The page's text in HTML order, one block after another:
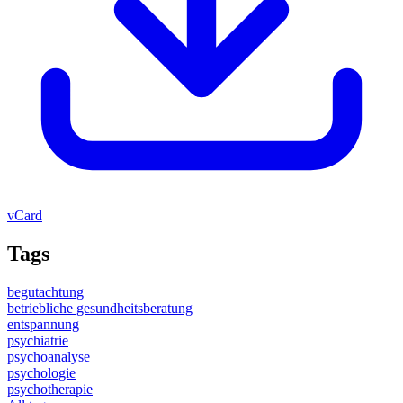
vCard
Tags
begutachtung
betriebliche gesundheitsberatung
entspannung
psychiatrie
psychoanalyse
psychologie
psychotherapie